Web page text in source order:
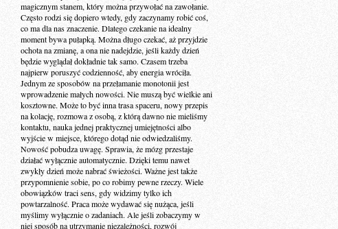
magicznym stanem, który można przywołać na zawołanie.
Często rodzi się dopiero wtedy, gdy zaczynamy robić coś,
co ma dla nas znaczenie. Dlatego czekanie na idealny
moment bywa pułapką. Można długo czekać, aż przyjdzie
ochota na zmianę, a ona nie nadejdzie, jeśli każdy dzień
będzie wyglądał dokładnie tak samo. Czasem trzeba
najpierw poruszyć codzienność, aby energia wróciła.
Jednym ze sposobów na przełamanie monotonii jest
wprowadzenie małych nowości. Nie muszą być wielkie ani
kosztowne. Może to być inna trasa spaceru, nowy przepis
na kolację, rozmowa z osobą, z którą dawno nie mieliśmy
kontaktu, nauka jednej praktycznej umiejętności albo
wyjście w miejsce, którego dotąd nie odwiedzaliśmy.
Nowość pobudza uwagę. Sprawia, że mózg przestaje
działać wyłącznie automatycznie. Dzięki temu nawet
zwykły dzień może nabrać świeżości. Ważne jest także
przypomnienie sobie, po co robimy pewne rzeczy. Wiele
obowiązków traci sens, gdy widzimy tylko ich
powtarzalność. Praca może wydawać się nużąca, jeśli
myślimy wyłącznie o zadaniach. Ale jeśli zobaczymy w
niej sposób na utrzymanie niezależności, rozwój